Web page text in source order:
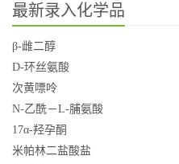
最新录入化学品
β-雌二醇
D-环丝氨酸
次黄嘌呤
N-乙酰－L-脯氨酸
17α-羟孕酮
米帕林二盐酸盐